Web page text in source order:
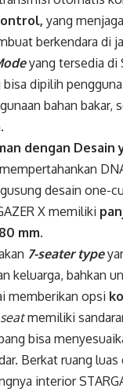
yang
berkendara di
yang tersedia di
bisa dipilih
bahan
dengan Desain
desain one-
X memiliki
mm.
7-seater type
keluarga, bahkan
memberikan opsi
memiliki
bisa
Berkat ruang
interior